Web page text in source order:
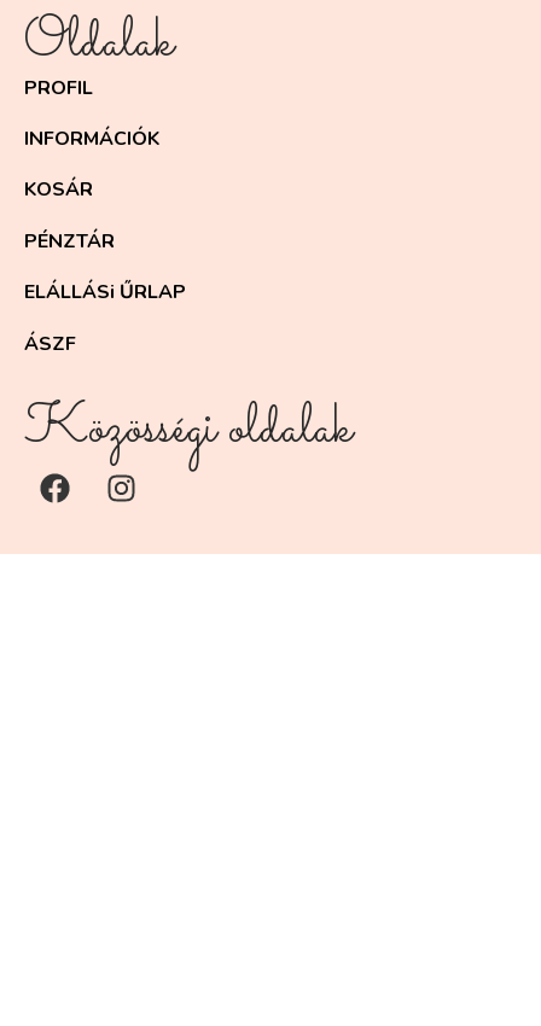
Oldalak
PROFIL
INFORMÁCIÓK
KOSÁR
PÉNZTÁR
ELÁLLÁSi ŰRLAP
ÁSZF
Közösségi oldalak